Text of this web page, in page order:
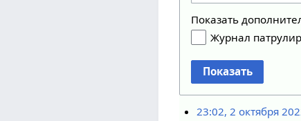
Показать
Журнал
Показать
23:02, 2 октября